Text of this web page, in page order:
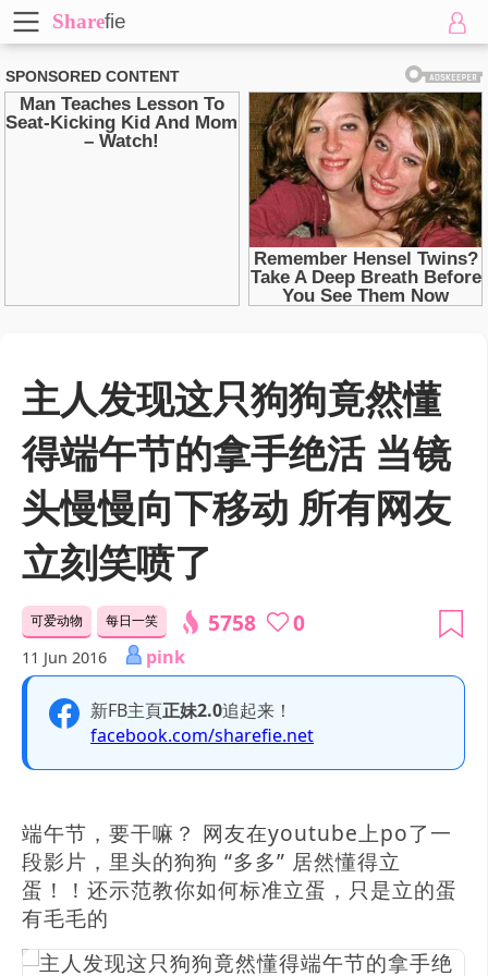
Sharefie
主人发现这只狗狗竟然懂
得端午节的拿手绝活 当镜
头慢慢向下移动 所有网友
立刻笑喷了
可爱动物 每日一笑 5758 0
11 Jun 2016 pink
新FB主頁正妹2.0追起来！
facebook.com/sharefie.net
端午节，要干嘛？ 网友在youtube上po了一
段影片，里头的狗狗 “多多” 居然懂得立
蛋！！还示范教你如何标准立蛋，只是立的蛋
有毛毛的